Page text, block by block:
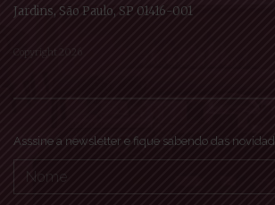
Jardins, São Paulo, SP 01416-001
Copyright 2026
Asssine a newsletter e fique sabendo das